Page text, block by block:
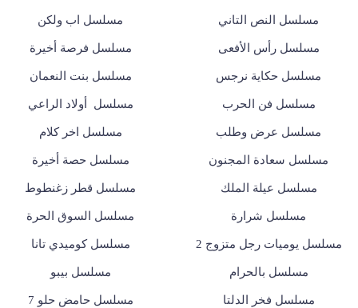
مسلسل النص التاني مسلسل اب ولكن
مسلسل رأس الأفعى مسلسل فرصة أخيرة
مسلسل حكاية نرجس مسلسل بنت النعمان
مسلسل فن الحرب مسلسل أولاد الراعي
مسلسل عرض وطلب مسلسل اخر كلام
مسلسل سعادة المجنون مسلسل حصة أخيرة
مسلسل عيلة الملك مسلسل قطر زغنطوط
مسلسل شرارة مسلسل السوق الحرة
مسلسل يوميات رجل متزوج 2 مسلسل كوميدي تانا
مسلسل بالحرام مسلسل بيبو
مسلسل فخر الدلتا مسلسل حامض حلو 7